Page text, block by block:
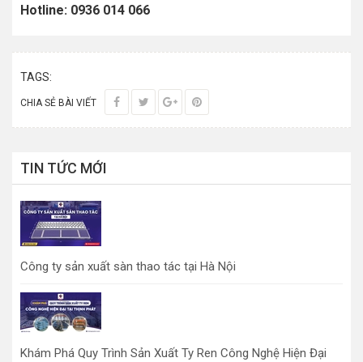
Hotline: 0936 014 066
TAGS:
CHIA SẺ BÀI VIẾT
TIN TỨC MỚI
Công ty sản xuất sàn thao tác tại Hà Nội
Khám Phá Quy Trình Sản Xuất Ty Ren Công Nghệ Hiện Đại